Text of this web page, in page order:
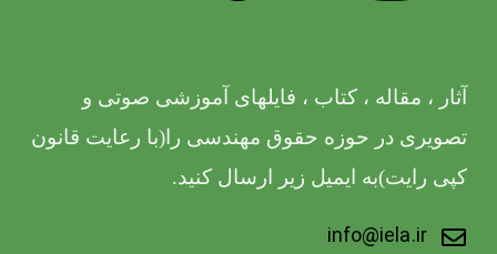
آثار ، مقاله ، کتاب ، فایلهای آموزشی صوتی و
تصویری در حوزه حقوق مهندسی را(با رعایت قانون
کپی رایت)به ایمیل زیر ارسال کنید.
info@iela.ir